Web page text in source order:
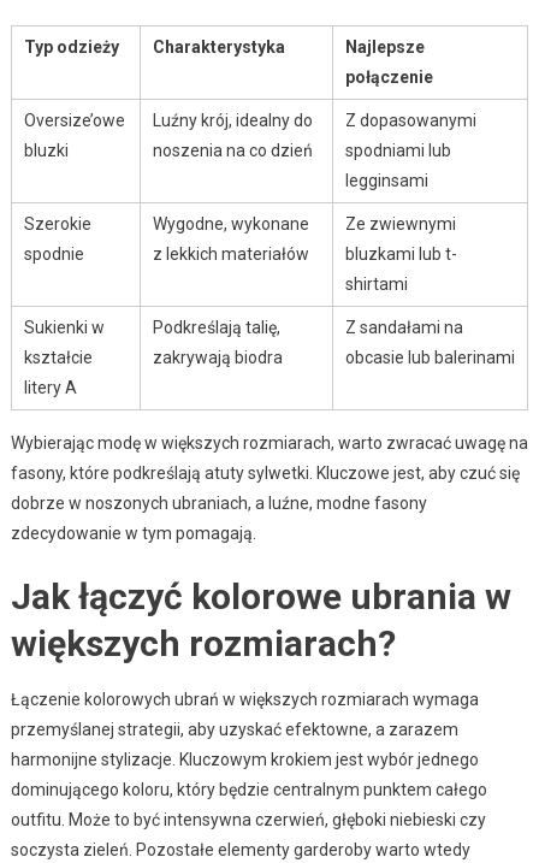
Typ odzieży Charakterystyka
Najlepsze
połączenie
Oversize’owe
bluzki
Luźny krój, idealny do
noszenia na co dzień
Z dopasowanymi
spodniami lub
legginsami
Szerokie
spodnie
Wygodne, wykonane
z lekkich materiałów
Ze zwiewnymi
bluzkami lub t-
shirtami
Sukienki w
kształcie
litery A
Podkreślają talię,
zakrywają biodra
Z sandałami na
obcasie lub balerinami
Wybierając modę w większych rozmiarach, warto zwracać uwagę na
fasony, które podkreślają atuty sylwetki. Kluczowe jest, aby czuć się
dobrze w noszonych ubraniach, a luźne, modne fasony
zdecydowanie w tym pomagają.
Jak łączyć kolorowe ubrania w
większych rozmiarach?
Łączenie kolorowych ubrań w większych rozmiarach wymaga
przemyślanej strategii, aby uzyskać efektowne, a zarazem
harmonijne stylizacje. Kluczowym krokiem jest wybór jednego
dominującego koloru, który będzie centralnym punktem całego
outfitu. Może to być intensywna czerwień, głęboki niebieski czy
soczysta zieleń. Pozostałe elementy garderoby warto wtedy